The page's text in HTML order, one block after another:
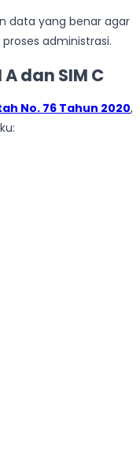
data yang benar agar
administrasi.
dan SIM C
No. 76 Tahun 2020,